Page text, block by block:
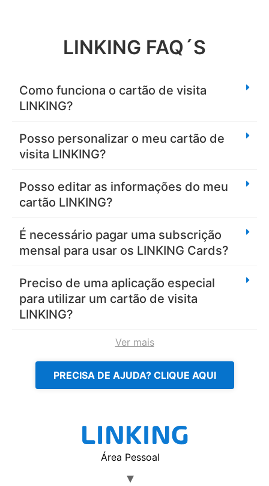
LINKING FAQ´S
Como funciona o cartão de visita
LINKING?
Posso personalizar o meu cartão de
visita LINKING?
Posso editar as informações do meu
cartão LINKING?
É necessário pagar uma subscrição
mensal para usar os LINKING Cards?
Preciso de uma aplicação especial
para utilizar um cartão de visita
LINKING?
Ver mais
PRECISA DE AJUDA? CLIQUE AQUI
Área Pessoal